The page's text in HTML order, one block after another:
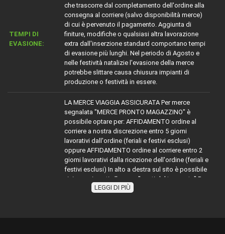
TEMPI DI
EVASIONE:
che trascorre dal completamento dell'ordine alla
consegna al corriere (salvo disponibilità merce)
di cui è pervenuto il pagamento. Aggiunta di
finiture, modifiche o qualsiasi altra lavorazione
extra dall'inserzione standard comportano tempi
di evasione più lunghi. Nel periodo di Agosto e
nelle festività natalizie l'evasione della merce
potrebbe slittare causa chiusura impianti di
produzione o festività in essere.
LA MERCE VIAGGIA ASSICURATA Per merce
segnalata "MERCE PRONTO MAGAZZINO" è
possibile optare per: AFFIDAMENTO ordine al
corriere a nostra discrezione entro 5 giorni
lavorativi dall'ordine (feriali e festivi esclusi)
oppure AFFIDAMENTO ordine al corriere entro 2
giorni lavorativi dalla ricezione dell'ordine (feriali e
festivi esclusi) In alto a destra sul sito è possibile
visionare i costi alla voce "costi del trasporto" Per
la merce con diciture diverse da MERCE PRONTO
LEGGI DI PIÙ